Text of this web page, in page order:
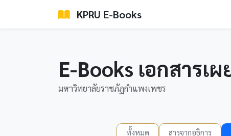
KPRU E-Books
E-Books เอกสารเ
มหาวิทยาลัยราชภัฏกำแพงเพชร
ทั้งหมด สารจากอธิการ